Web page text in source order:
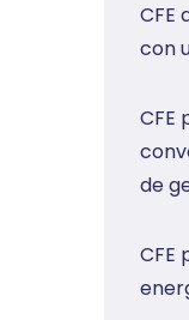
CFE
con
CFE
de
CFE